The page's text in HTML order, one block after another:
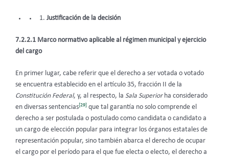
Justificación de la decisión
7.2.2.1 Marco normativo aplicable al régimen municipal y ejercicio
del cargo
En primer lugar, cabe referir que el derecho a ser votada o votado
se encuentra establecido en el artículo 35, fracción II de la
Constitución Federal, y, al respecto, la Sala Superior ha considerado
en diversas sentencias[29] que tal garantía no solo comprende el
derecho a ser postulada o postulado como candidata o candidato a
un cargo de elección popular para integrar los órganos estatales de
representación popular, sino también abarca el derecho de ocupar
el cargo por el período para el que fue electa o electo, el derecho a